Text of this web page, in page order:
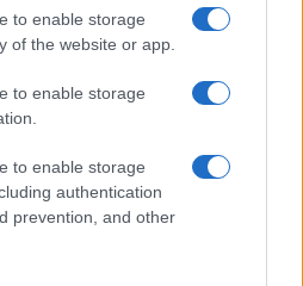
to enable storage
of the website or app.
to enable storage
to enable storage
authentication
prevention, and other
na Amazônia entre agosto